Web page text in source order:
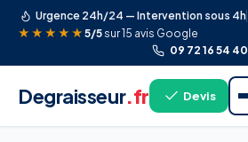
Urgence 24h/24 — Intervention sous 4h
★★★★★ 5/5 sur 15 avis Google
09 72 16 54 40
Degraisseur.fr Devis